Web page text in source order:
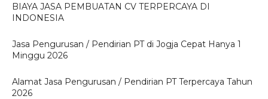
BIAYA JASA PEMBUATAN CV TERPERCAYA DI
INDONESIA
Jasa Pengurusan / Pendirian PT di Jogja Cepat Hanya 1
Minggu 2026
Alamat Jasa Pengurusan / Pendirian PT Terpercaya Tahun
2026